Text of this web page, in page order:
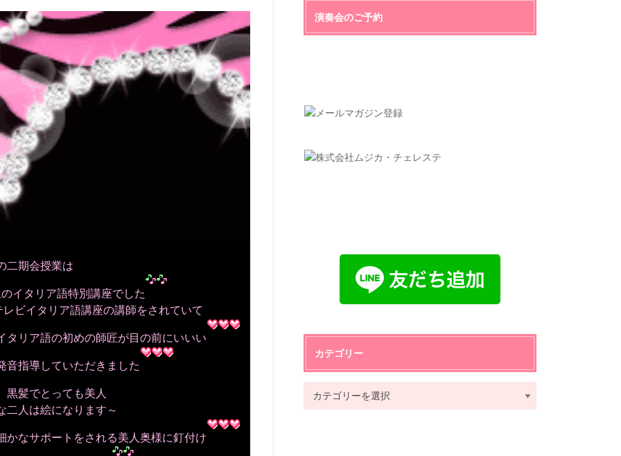
二期会授業は
イタリア語特別講座でした
ビイタリア語講座の講師をされていて
リア語の初めの師匠が目の前にいいい
音指導していただきました
黒髪でとっても美人
二人は絵になります～
なサポートをされる美人奥様に釘付け
演奏会のご予約
カテゴリー